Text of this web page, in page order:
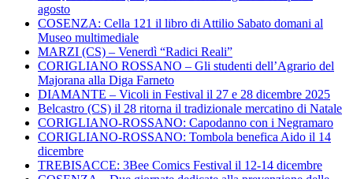
agosto
COSENZA: Cella 121 il libro di Attilio Sabato domani al
Museo multimediale
MARZI (CS) – Venerdì “Radici Reali”
CORIGLIANO ROSSANO – Gli studenti dell’Agrario del
Majorana alla Diga Farneto
DIAMANTE – Vicoli in Festival il 27 e 28 dicembre 2025
Belcastro (CS) il 28 ritorna il tradizionale mercatino di Natale
CORIGLIANO-ROSSANO: Capodanno con i Negramaro
CORIGLIANO-ROSSANO: Tombola benefica Aido il 14
dicembre
TREBISACCE: 3Bee Comics Festival il 12-14 dicembre